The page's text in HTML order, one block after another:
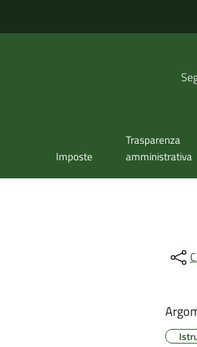
Imposte
Trasparenza
amministrativa